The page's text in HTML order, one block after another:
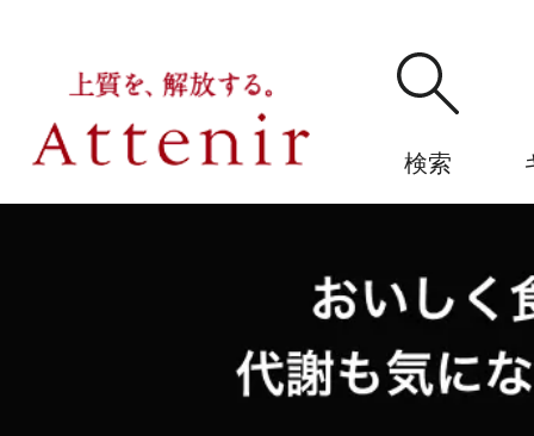
検索
購入履歴